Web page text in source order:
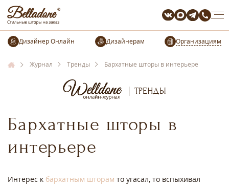
Организациям
Журнал Тренды Бархатные шторы в интерьере
ТРЕНДЫ
Бархатные шторы в
интерьере
Интерес к бархатным шторам то угасал, то вспыхивал